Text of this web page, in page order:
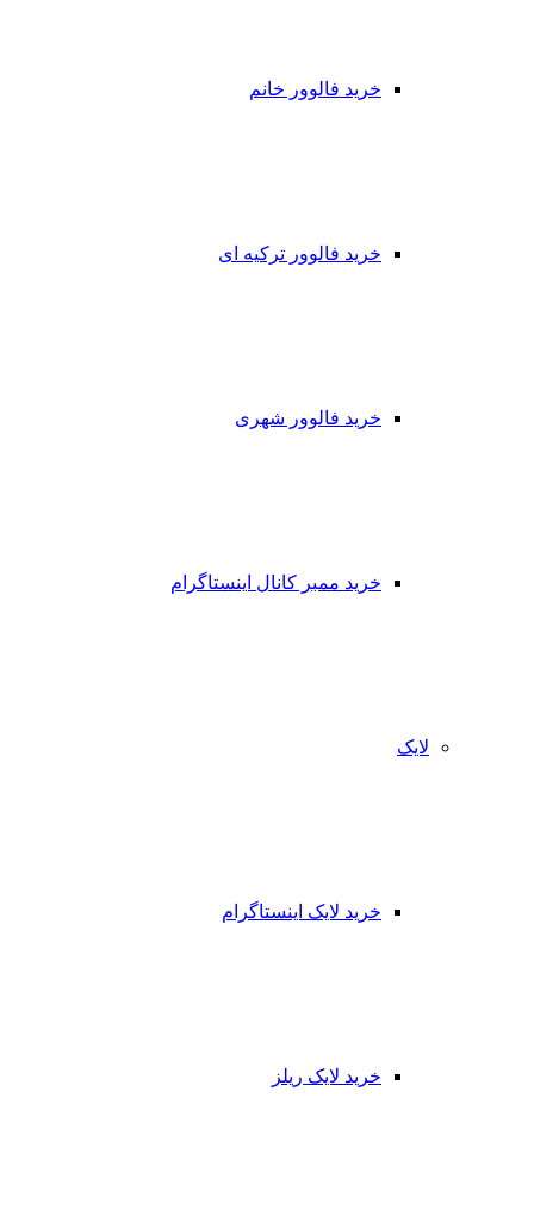
خرید فالوور خانم
خرید فالوور ترکیه ای
خرید فالوور شهری
خرید ممبر کانال اینستاگرام
لایک
خرید لایک اینستاگرام
خرید لایک ریلز